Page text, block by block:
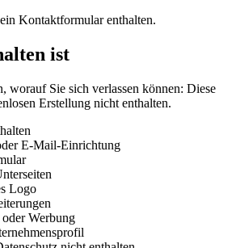
Kontaktformular enthalten.
ist
worauf Sie sich verlassen können: Diese
Erstellung nicht enthalten.
E-Mail-Einrichtung
Logo
Werbung